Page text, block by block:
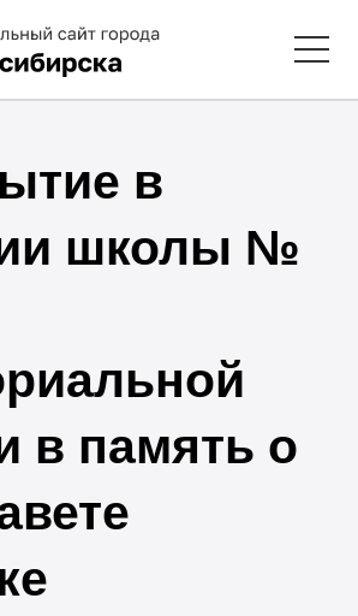
в
школы №
в память о